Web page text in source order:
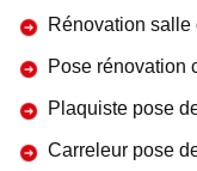
Rénovation
Pose rénovation
Plaquiste pose
Carreleur pose